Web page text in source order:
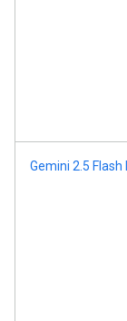
Gemini 2.5 Flash